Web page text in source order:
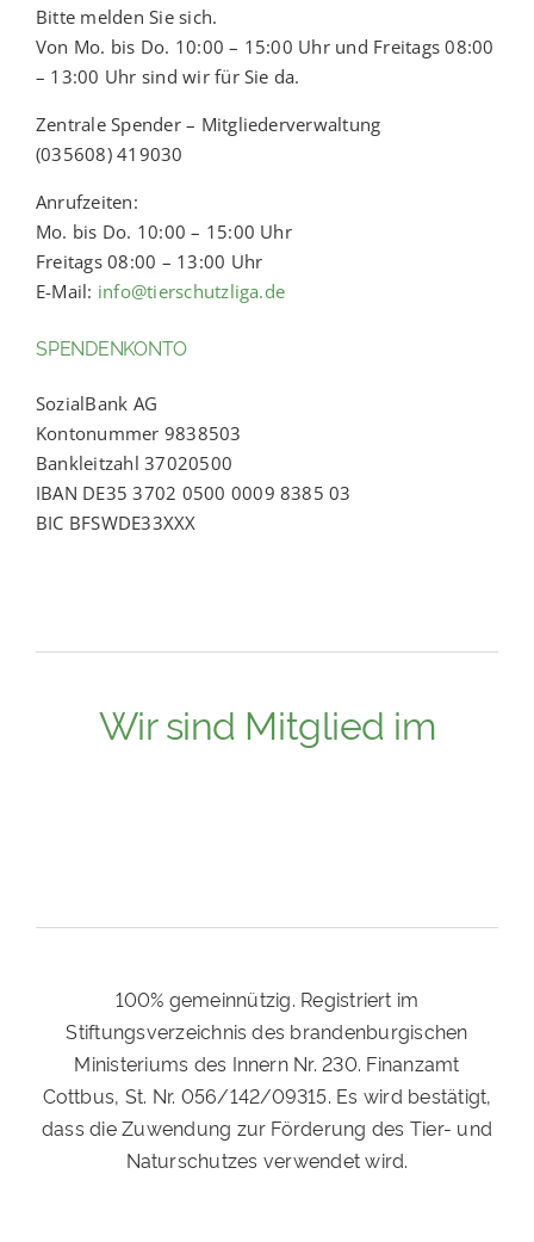
Bitte melden Sie sich.
Von Mo. bis Do. 10:00 – 15:00 Uhr und Freitags 08:00
– 13:00 Uhr sind wir für Sie da.
Zentrale Spender – Mitgliederverwaltung
(035608) 419030
Anrufzeiten:
Mo. bis Do. 10:00 – 15:00 Uhr
Freitags 08:00 – 13:00 Uhr
E-Mail: info@tierschutzliga.de
SPENDENKONTO
SozialBank AG
Kontonummer 9838503
Bankleitzahl 37020500
IBAN DE35 3702 0500 0009 8385 03
BIC BFSWDE33XXX
Wir sind Mitglied im
100% gemeinnützig. Registriert im
Stiftungsverzeichnis des brandenburgischen
Ministeriums des Innern Nr. 230. Finanzamt
Cottbus, St. Nr. 056/142/09315. Es wird bestätigt,
dass die Zuwendung zur Förderung des Tier- und
Naturschutzes verwendet wird.